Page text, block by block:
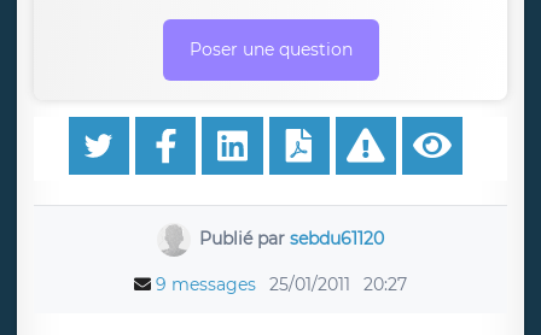
Poser une question
Publié parsebdu61120
9 messages 25/01/2011 20:27